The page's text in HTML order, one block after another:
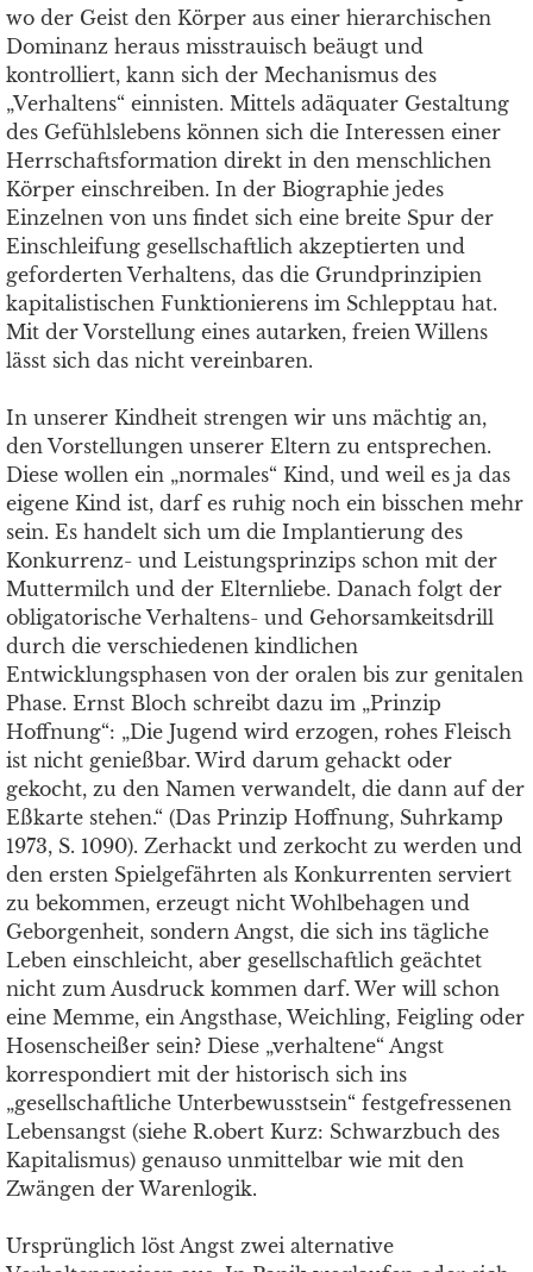
wo der Geist den Körper aus einer hierarchischen
Dominanz heraus misstrauisch beäugt und
kontrolliert, kann sich der Mechanismus des
„Verhaltens“ einnisten. Mittels adäquater Gestaltung
des Gefühlslebens können sich die Interessen einer
Herrschaftsformation direkt in den menschlichen
Körper einschreiben. In der Biographie jedes
Einzelnen von uns findet sich eine breite Spur der
Einschleifung gesellschaftlich akzeptierten und
geforderten Verhaltens, das die Grundprinzipien
kapitalistischen Funktionierens im Schlepptau hat.
Mit der Vorstellung eines autarken, freien Willens
lässt sich das nicht vereinbaren.
In unserer Kindheit strengen wir uns mächtig an,
den Vorstellungen unserer Eltern zu entsprechen.
Diese wollen ein „normales“ Kind, und weil es ja das
eigene Kind ist, darf es ruhig noch ein bisschen mehr
sein. Es handelt sich um die Implantierung des
Konkurrenz- und Leistungsprinzips schon mit der
Muttermilch und der Elternliebe. Danach folgt der
obligatorische Verhaltens- und Gehorsamkeitsdrill
durch die verschiedenen kindlichen
Entwicklungsphasen von der oralen bis zur genitalen
Phase. Ernst Bloch schreibt dazu im „Prinzip
Hoffnung“: „Die Jugend wird erzogen, rohes Fleisch
ist nicht genießbar. Wird darum gehackt oder
gekocht, zu den Namen verwandelt, die dann auf der
Eßkarte stehen.“ (Das Prinzip Hoffnung, Suhrkamp
1973, S. 1090). Zerhackt und zerkocht zu werden und
den ersten Spielgefährten als Konkurrenten serviert
zu bekommen, erzeugt nicht Wohlbehagen und
Geborgenheit, sondern Angst, die sich ins tägliche
Leben einschleicht, aber gesellschaftlich geächtet
nicht zum Ausdruck kommen darf. Wer will schon
eine Memme, ein Angsthase, Weichling, Feigling oder
Hosenscheißer sein? Diese „verhaltene“ Angst
korrespondiert mit der historisch sich ins
„gesellschaftliche Unterbewusstsein“ festgefressenen
Lebensangst (siehe R.obert Kurz: Schwarzbuch des
Kapitalismus) genauso unmittelbar wie mit den
Zwängen der Warenlogik.
Ursprünglich löst Angst zwei alternative